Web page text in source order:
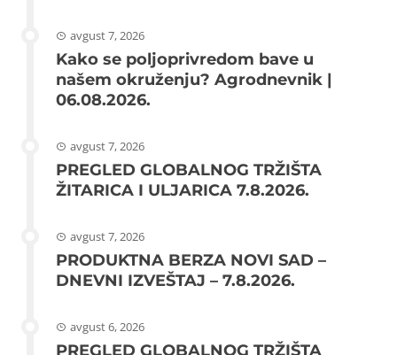
avgust 7, 2026
Kako se poljoprivredom bave u
našem okruženju? Agrodnevnik |
06.08.2026.
avgust 7, 2026
PREGLED GLOBALNOG TRŽIŠTA
ŽITARICA I ULJARICA 7.8.2026.
avgust 7, 2026
PRODUKTNA BERZA NOVI SAD –
DNEVNI IZVEŠTAJ – 7.8.2026.
avgust 6, 2026
PREGLED GLOBALNOG TRŽIŠTA